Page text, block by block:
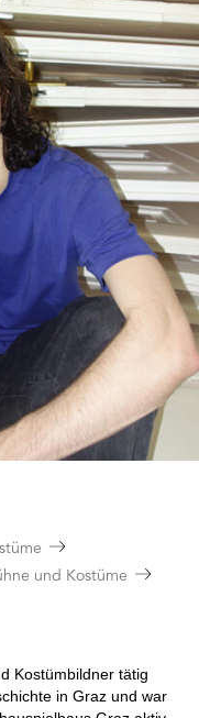
und Kostüme
Kostümbildner tätig
in Graz und war